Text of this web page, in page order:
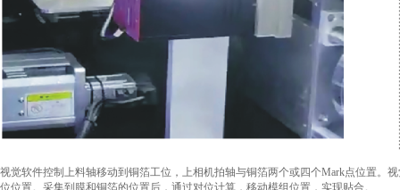
视觉软件控制上料轴移动到铜箔工位，上相机拍轴与铜箔两个或四个Mark点位置。
位位置。采集到膜和铜箔的位置后，通过对位计算，移动模组位置，实现贴合。